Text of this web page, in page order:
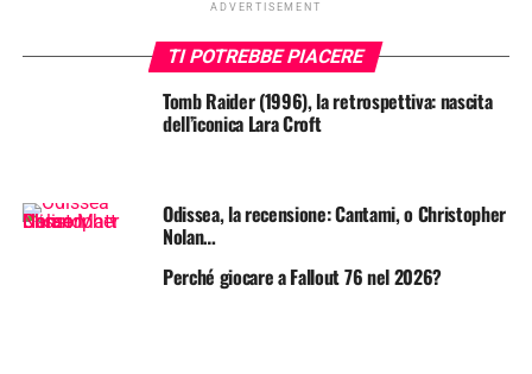
ADVERTISEMENT
TI POTREBBE PIACERE
Tomb Raider (1996), la retrospettiva: nascita
dell’iconica Lara Croft
Odissea, la recensione: Cantami, o Christopher
Nolan…
Perché giocare a Fallout 76 nel 2026?